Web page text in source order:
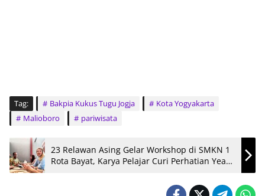
Tag: Bakpia Kukus Tugu Jogja
Kota Yogyakarta
Malioboro
pariwisata
23 Relawan Asing Gelar Workshop di SMKN 1
Rota Bayat, Karya Pelajar Curi Perhatian Years